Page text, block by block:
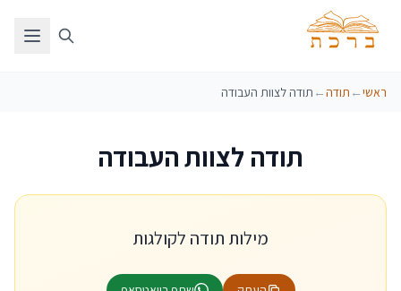
ראשי← תודה← תודה לצוות העבודה
תודה לצוות העבודה
מילות תודה לקולגות